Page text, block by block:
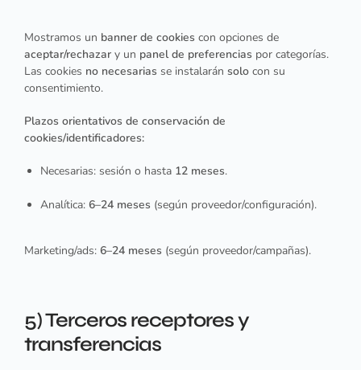
Mostramos un banner de cookies con opciones de
aceptar/rechazar y un panel de preferencias por categorías.
Las cookies no necesarias se instalarán solo con su
consentimiento.
Plazos orientativos de conservación de
cookies/identificadores:
Necesarias: sesión o hasta 12 meses.
Analítica: 6–24 meses (según proveedor/configuración).
Marketing/ads: 6–24 meses (según proveedor/campañas).
5) Terceros receptores y
transferencias